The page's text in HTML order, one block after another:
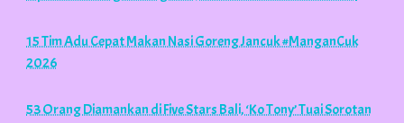
2026